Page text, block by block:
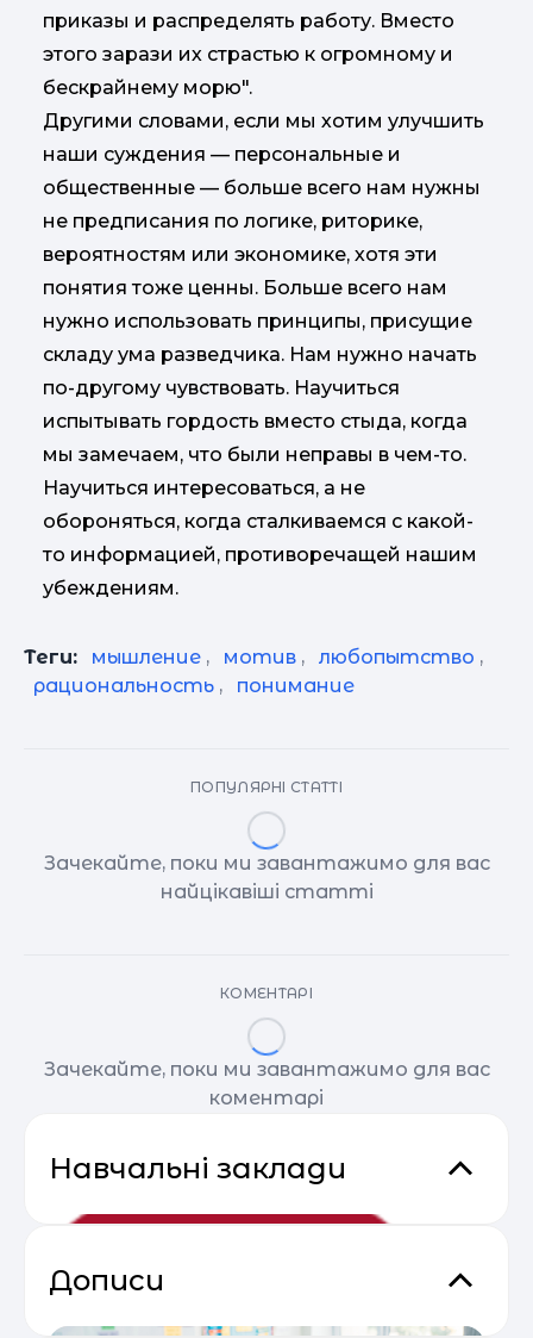
приказы и распределять работу. Вместо
этого зарази их страстью к огромному и
бескрайнему морю".
Другими словами, если мы хотим улучшить
наши суждения — персональные и
общественные — больше всего нам нужны
не предписания по логике, риторике,
вероятностям или экономике, хотя эти
понятия тоже ценны. Больше всего нам
нужно использовать принципы, присущие
складу ума разведчика. Нам нужно начать
по-другому чувствовать. Научиться
испытывать гордость вместо стыда, когда
мы замечаем, что были неправы в чем-то.
Научиться интересоваться, а не
обороняться, когда сталкиваемся с какой-
то информацией, противоречащей нашим
убеждениям.
Теги: мышление , мотив , любопытство ,
рациональность , понимание
ПОПУЛЯРНІ СТАТТІ
Зачекайте, поки ми завантажимо для вас
найцікавіші статті
КОМЕНТАРІ
Зачекайте, поки ми завантажимо для вас
коментарі
Навчальні заклади
Дописи